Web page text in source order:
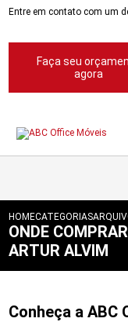
Entre em contato com um
Faça seu
agora
HOMECATEGORIAS
ONDE
ARTUR ALVIM
Conheça a ABC